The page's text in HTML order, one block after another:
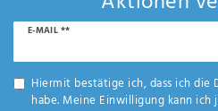
bestätige
ich die
Daten­
schutz­
E-MAIL **
Newsletter
Hiermit bestätige ich, dass ich die
habe. Meine Einwilligung kann